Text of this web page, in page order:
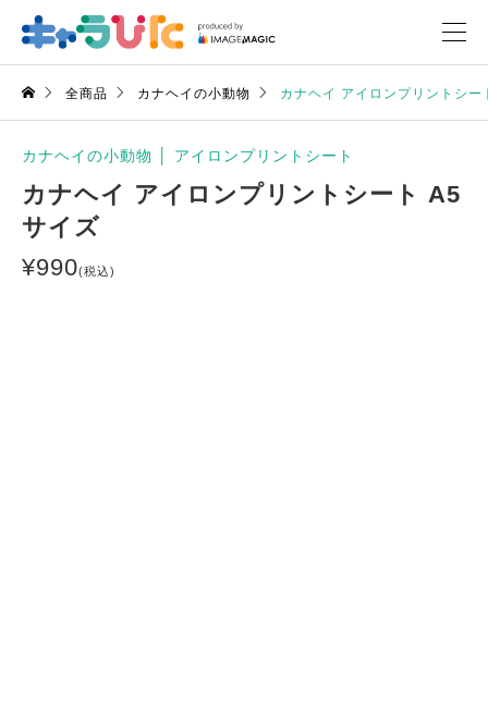
全商品 カナヘイの小動物 カナヘイ アイロンプリントシー
カナヘイの小動物 アイロンプリントシート
カナヘイ アイロンプリントシート A5
サイズ
¥990(税込)